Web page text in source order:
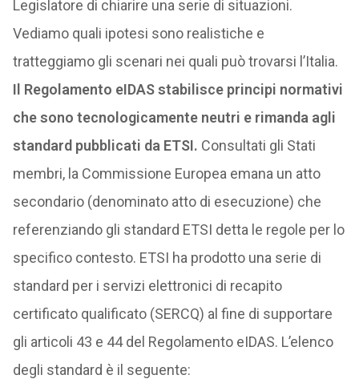
Legislatore di chiarire una serie di situazioni.
Vediamo quali ipotesi sono realistiche e
tratteggiamo gli scenari nei quali può trovarsi l’Italia.
Il Regolamento eIDAS stabilisce principi normativi
che sono tecnologicamente neutri e rimanda agli
standard pubblicati da ETSI. Consultati gli Stati
membri, la Commissione Europea emana un atto
secondario (denominato atto di esecuzione) che
referenziando gli standard ETSI detta le regole per lo
specifico contesto. ETSI ha prodotto una serie di
standard per i servizi elettronici di recapito
certificato qualificato (SERCQ) al fine di supportare
gli articoli 43 e 44 del Regolamento eIDAS. L’elenco
degli standard è il seguente: